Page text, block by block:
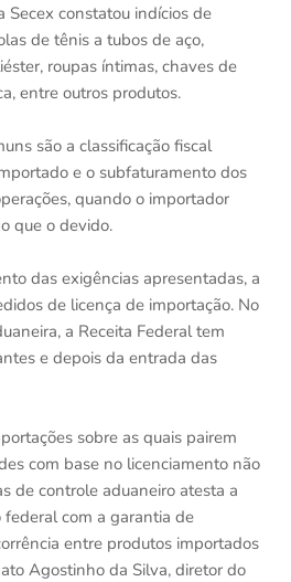
Secex constatou indícios de
de tênis a tubos de aço,
roupas íntimas, chaves de
entre outros produtos.
são a classificação fiscal
e o subfaturamento dos
quando o importador
que o devido.
das exigências apresentadas, a
de licença de importação. No
a Receita Federal tem
e depois da entrada das
sobre as quais pairem
com base no licenciamento não
de controle aduaneiro atesta a
com a garantia de
entre produtos importados
Agostinho da Silva, diretor do